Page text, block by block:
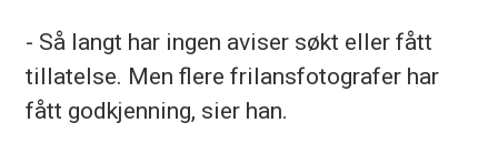
- Så langt har ingen aviser søkt eller fått
tillatelse. Men flere frilansfotografer har
fått godkjenning, sier han.